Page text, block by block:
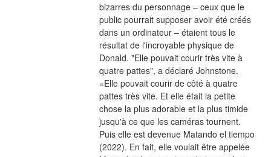
bizarres du personnage – ceux que le
public pourrait supposer avoir été créés
dans un ordinateur – étaient tous le
résultat de l'incroyable physique de
Donald. "Elle pouvait courir très vite à
quatre pattes", a déclaré Johnstone.
«Elle pouvait courir de côté à quatre
pattes très vite. Et elle était la petite
chose la plus adorable et la plus timide
jusqu'à ce que les caméras tournent.
Puis elle est devenue Matando el tiempo
(2022). En fait, elle voulait être appelée